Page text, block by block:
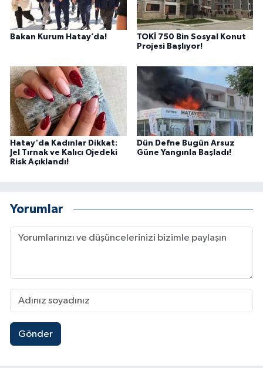
Bakan Kurum Hatay’da!
TOKİ 750 Bin Sosyal Konut
Projesi Başlıyor!
Hatay'da Kadınlar Dikkat:
Jel Tırnak ve Kalıcı Ojedeki
Risk Açıklandı!
Dün Defne Bugün Arsuz
Güne Yangınla Başladı!
Yorumlar
Gönder